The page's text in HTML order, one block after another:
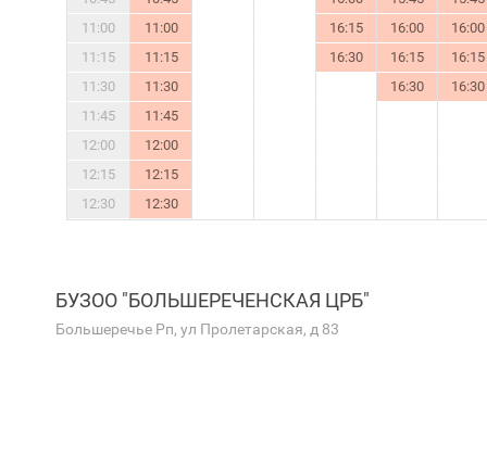
11:00
11:00 16:15 16:00
16:00
11:15
11:15 16:30 16:15
16:15
11:30
11:30 16:30
16:30
11:45
11:45
12:00
12:00
12:15
12:15
12:30
12:30
БУЗОО "БОЛЬШЕРЕЧЕНСКАЯ ЦРБ"
Большеречье Рп, ул Пролетарская, д 83